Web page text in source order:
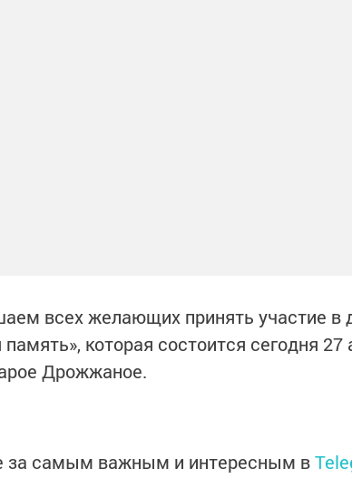
всех желающих принять участие в
память», которая состоится сегодня
Дрожжаное.
за самым важным и интересным в